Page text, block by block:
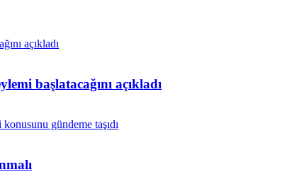
başlatacağını açıkladı